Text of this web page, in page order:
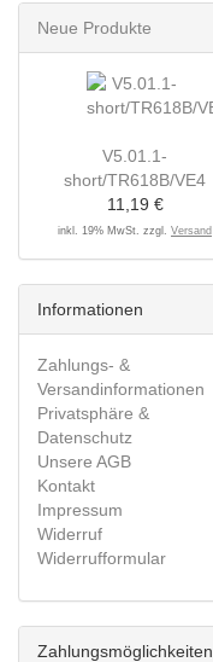
Neue Produkte
V5.01.1-
short/TR618B/VE4
11,19 €
inkl. 19% MwSt. zzgl. Versand
Informationen
Zahlungs- &
Versandinformationen
Privatsphäre &
Datenschutz
Unsere AGB
Kontakt
Impressum
Widerruf
Widerrufformular
Zahlungsmöglichkeiten